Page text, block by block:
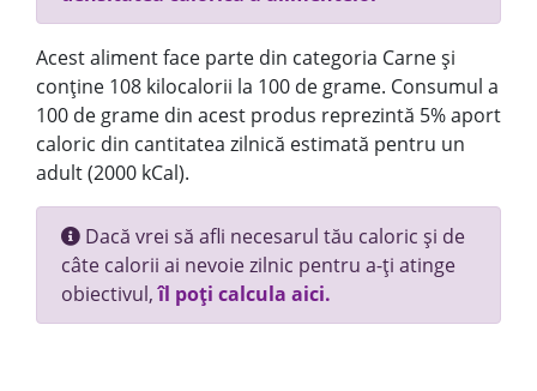
Acest aliment face parte din categoria Carne și
conține 108 kilocalorii la 100 de grame. Consumul a
100 de grame din acest produs reprezintă 5% aport
caloric din cantitatea zilnică estimată pentru un
adult (2000 kCal).
Dacă vrei să afli necesarul tău caloric și de
câte calorii ai nevoie zilnic pentru a-ți atinge
obiectivul,îl poți calcula aici.